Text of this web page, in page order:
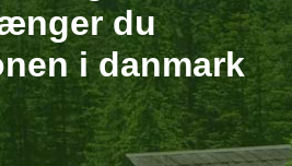
du
i danmark